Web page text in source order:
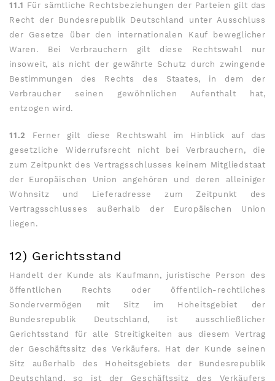
11.1 Für sämtliche Rechtsbeziehungen der Parteien gilt das
Recht der Bundesrepublik Deutschland unter Ausschluss
der Gesetze über den internationalen Kauf beweglicher
Waren. Bei Verbrauchern gilt diese Rechtswahl nur
insoweit, als nicht der gewährte Schutz durch zwingende
Bestimmungen des Rechts des Staates, in dem der
Verbraucher seinen gewöhnlichen Aufenthalt hat,
entzogen wird.
11.2
Ferner gilt diese Rechtswahl im Hinblick auf das
gesetzliche Widerrufsrecht nicht bei Verbrauchern, die
zum Zeitpunkt des Vertragsschlusses keinem Mitgliedstaat
der Europäischen Union angehören und deren alleiniger
Wohnsitz und Lieferadresse zum Zeitpunkt des
Vertragsschlusses außerhalb der Europäischen Union
liegen.
12) Gerichtsstand
Handelt der Kunde als Kaufmann, juristische Person des
öffentlichen Rechts oder öffentlich-rechtliches
Sondervermögen mit Sitz im Hoheitsgebiet der
Bundesrepublik Deutschland, ist ausschließlicher
Gerichtsstand für alle Streitigkeiten aus diesem Vertrag
der Geschäftssitz des Verkäufers. Hat der Kunde seinen
Sitz außerhalb des Hoheitsgebiets der Bundesrepublik
Deutschland, so ist der Geschäftssitz des Verkäufers